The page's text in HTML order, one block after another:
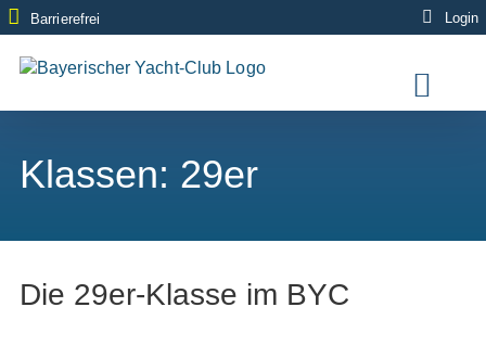
Zum
Inhalt
springen
Barrierefrei Login
Klassen: 29er
Die 29er-Klasse im BYC